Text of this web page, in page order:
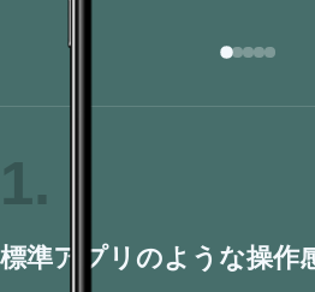
1
標準アプリのような操作